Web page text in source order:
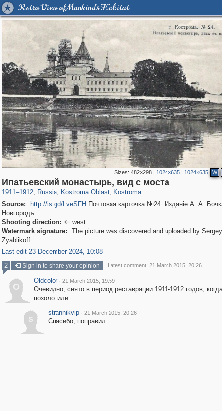
Retro View of Mankind's Habitat
Sizes: 482×298 | 1024×635 | 1024×635 W
Ипатьевский монастырь, вид с моста
1911–1912, Russia
1,406,257 29,243
, Kostroma Oblast
16,385 521
, Kostroma
11,831 372
Source: http://is.gd/LveSFH Почтовая карточка №24. Изданіе А. А.
Новгородъ.
Shooting direction:  west
Watermark signature:
The picture was discovered and uploaded by Sergey
Zyablikoff.
Last edit 23 December 2024, 10:08
2
Sign in to share your opinion Latest comment: 21 March 2015, 20:26
O
Oldcolor · 21 March 2015, 19:59
Очевидно, снято в период реставрации 1911-1912 годов,
позолотили.
s
strannikvip · 21 March 2015, 20:26
Спасибо, поправил.